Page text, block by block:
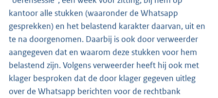
kantoor alle stukken (waaronder de Whatsapp
gesprekken) en het belastend karakter daarvan, uit en
te na doorgenomen. Daarbij is ook door verweerder
aangegeven dat en waarom deze stukken voor hem
belastend zijn. Volgens verweerder heeft hij ook met
klager besproken dat de door klager gegeven uitleg
over de Whatsapp berichten voor de rechtbank